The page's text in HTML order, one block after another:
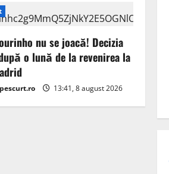
nu se joacă! Decizia
o lună de la revenirea la
13:41, 8 august 2026